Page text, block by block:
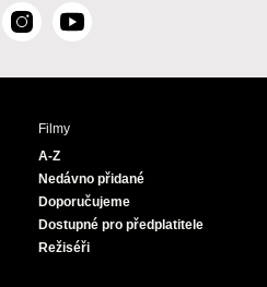
I
s
Y
u
Filmy
A-Z
Nedávno přidané
Doporučujeme
Dostupné pro předplatitele
Režiséři